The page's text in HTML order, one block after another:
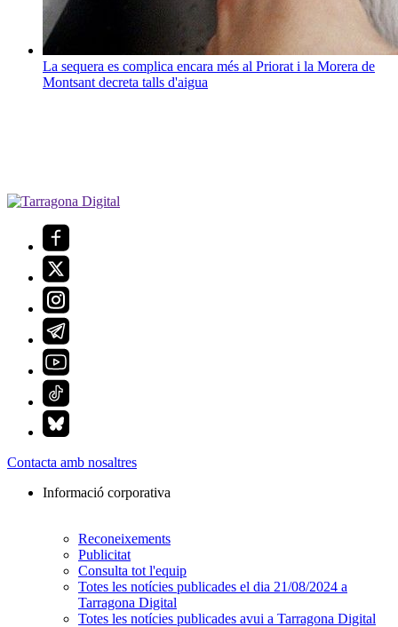
La sequera es complica encara més al Priorat i la Morera de
Montsant decreta talls d'aigua
Contacta amb nosaltres
Informació corporativa
Reconeixements
Publicitat
Consulta tot l'equip
Totes les notícies publicades el dia 21/08/2024 a
Tarragona Digital
Totes les notícies publicades avui a Tarragona Digital